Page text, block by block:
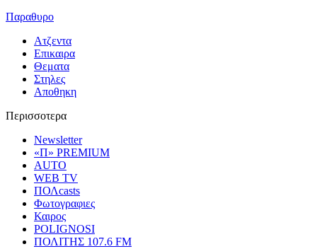
Παραθυρο
Ατζεντα
Επικαιρα
Θεματα
Στηλες
Αποθηκη
Περισσοτερα
Newsletter
«Π» PREMIUM
AUTO
WEB TV
ΠΟΛcasts
Φωτογραφιες
Καιρος
POLIGNOSI
ΠΟΛΙΤΗΣ 107.6 FM